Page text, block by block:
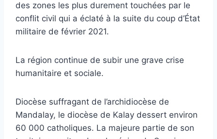
des zones les plus durement touchées par le
conflit civil qui a éclaté à la suite du coup d’État
militaire de février 2021.
La région continue de subir une grave crise
humanitaire et sociale.
Diocèse suffragant de l’archidiocèse de
Mandalay, le diocèse de Kalay dessert environ
60 000 catholiques. La majeure partie de son